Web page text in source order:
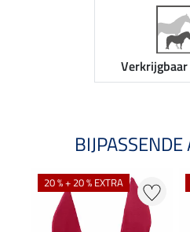
20 % + 20 % EXTRA